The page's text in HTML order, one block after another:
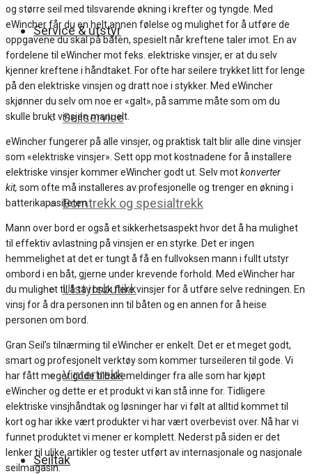
Service & utstyr
Seilservice
Bomtrekk og spesialtrekk
Utstyrsbutikk
Vintertrekk
Seiltak
og større seil med tilsvarende økning i krefter og tyngde. Med
eWincher får du en helt annen følelse og mulighet for å utføre de
oppgavene du skal på båten, spesielt når kreftene taler imot. En av
fordelene til eWincher mot feks. elektriske vinsjer, er at du selv
kjenner kreftene i håndtaket. For ofte har seilere trykket litt for lenge
på den elektriske vinsjen og dratt noe i stykker. Med eWincher
skjønner du selv om noe er «galt», på samme måte som om du
skulle brukt vinsjen manuelt.
eWincher fungerer på alle vinsjer, og praktisk talt blir alle dine vinsjer
som «elektriske vinsjer». Sett opp mot kostnadene for å installere
elektriske vinsjer kommer eWincher godt ut. Selv motkonverter
kit, som ofte må installeres av profesjonelle og trenger en økning i
batterikapasiteten.
Mann over bord er også et sikkerhetsaspekt hvor det å ha mulighet
til effektiv avlastning på vinsjen er en styrke. Det er ingen
hemmelighet at det er tungt å få en fullvoksen mann i fullt utstyr
ombord i en båt, gjerne under krevende forhold. Med eWincher har
du mulighet til å ta i bruk flere vinsjer for å utføre selve redningen. En
vinsj for å dra personen inn til båten og en annen for å heise
personen om bord.
Gran Seil’s tilnærming til eWincher er enkelt. Det er et meget godt,
smart og profesjonelt verktøy som kommer turseileren til gode. Vi
har fått meget gode tilbakemeldinger fra alle som har kjøpt
eWincher og dette er et produkt vi kan stå inne for. Tidligere
elektriske vinsjhåndtak og løsninger har vi følt at alltid kommet til
kort og har ikke vært produkter vi har vært overbevist over. Nå har vi
funnet produktet vi mener er komplett. Nederst på siden er det
lenker til ulike artikler og tester utført av internasjonale og nasjonale
seilmagasin.